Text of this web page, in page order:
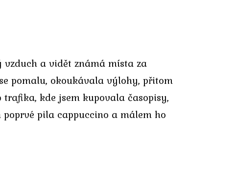
a vidět známá místa za
pomalu, okoukávala výlohy, přitom
kde jsem kupovala časopisy,
pila cappuccino a málem ho